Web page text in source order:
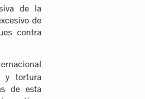
de la
de
contra
y tortura
de esta